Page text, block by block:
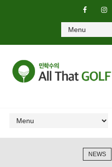
NEWS